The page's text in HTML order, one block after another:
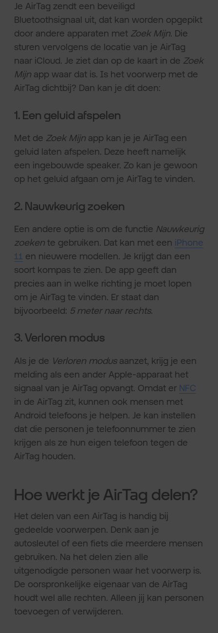
Je AirTag zendt een beveiligd
Bluetoothsignaal uit, dat kan worden opgepikt
door andere apparaten met Zoek Mijn. Die
sturen vervolgens de locatie van je AirTag
naar iCloud. Je ziet dan op de kaart in de Zoek
Mijnapp waar dat is. Is het voorwerp met de
AirTag dichtbij? Dan kan je dit doen:
1. Een geluid afspelen
Met de Zoek Mijn app kan je je AirTag een
geluid laten afspelen. Deze heeft namelijk
een ingebouwde speaker. Zo kan je gewoon
op het geluid afgaan om je AirTag te vinden.
2. Nauwkeurig zoeken
Een andere optie is om de functie Nauwkeurig
zoekente gebruiken. Dat kan met een iPhone
11 en nieuwere modellen. Je krijgt dan een
soort kompas te zien. De app geeft dan
precies aan in welke richting je moet lopen
om je AirTag te vinden. Er staat dan
bijvoorbeeld: 5 meter naar rechts.
3. Verloren modus
Als je de Verloren modus aanzet, krijg je een
melding als een ander Apple-apparaat het
signaal van je AirTag opvangt. Omdat er NFC
in de AirTag zit, kunnen ook mensen met
Android telefoons je helpen. Je kan instellen
dat die personen je telefoonnummer te zien
krijgen als ze hun eigen telefoon tegen de
AirTag houden.
Hoe werkt je AirTag delen?
Het delen van een AirTag is handig bij
gedeelde voorwerpen. Denk aan je
autosleutel of een fiets die meerdere mensen
gebruiken. Na het delen zien alle
uitgenodigde personen waar het voorwerp is.
De oorspronkelijke eigenaar van de AirTag
houdt wel alle rechten. Alleen jij kan personen
toevoegen of verwijderen.